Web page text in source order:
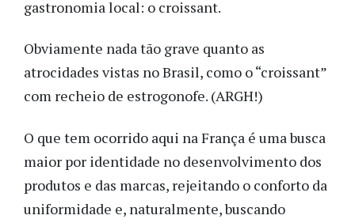
gastronomia local: o croissant.
Obviamente nada tão grave quanto as
atrocidades vistas no Brasil, como o “croissant”
com recheio de estrogonofe. (ARGH!)
O que tem ocorrido aqui na França é uma busca
maior por identidade no desenvolvimento dos
produtos e das marcas, rejeitando o conforto da
uniformidade e, naturalmente, buscando